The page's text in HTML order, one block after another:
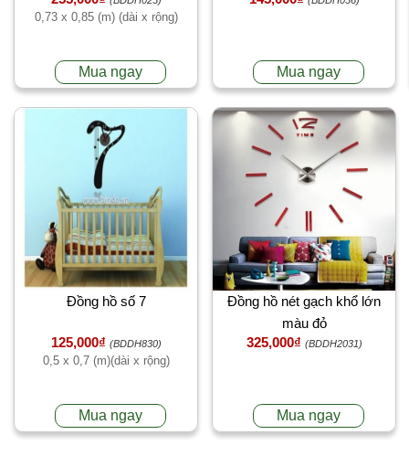
0,73 x 0,85 (m) (dài x rộng)
Mua ngay Mua ngay
Đồng hồ số 7
125,000₫ (BDDH830)
0,5 x 0,7 (m)(dài x rộng)
Mua ngay
Đồng hồ nét gạch khổ lớn
màu đỏ
325,000₫ (BDDH2031)
Mua ngay